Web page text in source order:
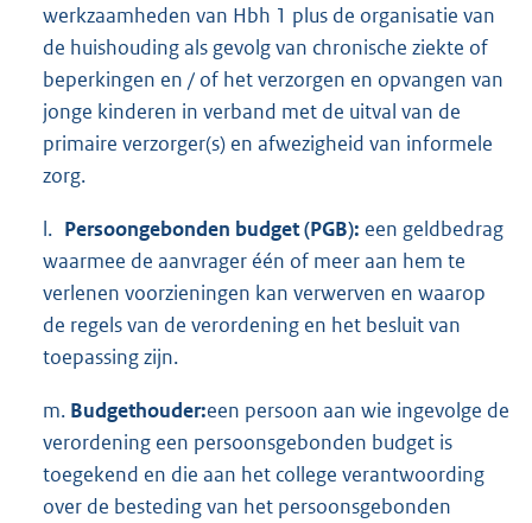
werkzaamheden van Hbh 1 plus de organisatie van
de huishouding als gevolg van chronische ziekte of
beperkingen en / of het verzorgen en opvangen van
jonge kinderen in verband met de uitval van de
primaire verzorger(s) en afwezigheid van informele
zorg.
l. Persoongebonden budget (PGB): een geldbedrag
waarmee de aanvrager één of meer aan hem te
verlenen voorzieningen kan verwerven en waarop
de regels van de verordening en het besluit van
toepassing zijn.
m. Budgethouder:een persoon aan wie ingevolge de
verordening een persoonsgebonden budget is
toegekend en die aan het college verantwoording
over de besteding van het persoonsgebonden